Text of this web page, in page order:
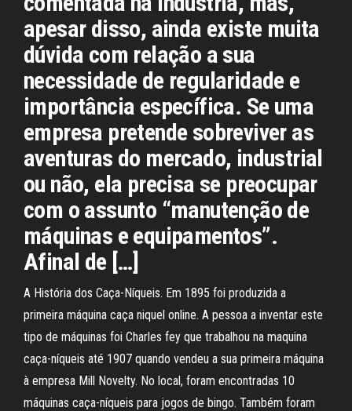
apesar disso, ainda existe muita
dúvida com relação a sua
necessidade de regularidade e
importância específica. Se uma
empresa pretende sobreviver as
aventuras do mercado, industrial
ou não, ela precisa se preocupar
com o assunto “manutenção de
máquinas e equipamentos”.
Afinal de […]
A História dos Caça-Níqueis. Em 1895 foi produzida a
primeira máquina caça niquel online. A pessoa a inventar este
tipo de máquinas foi Charles fey que trabalhou na maquina
caça-níqueis até 1907 quando vendeu a sua primeira máquina
à empresa Mill Novelty. No local, foram encontradas 10
máquinas caça-níqueis para jogos de bingo. Também foram